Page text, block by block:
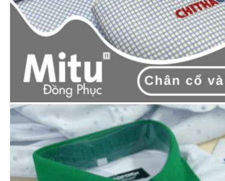
Áp dụng với các đơn hàng có giá trị >10tr.
Hướng dẫn đặt hàng
Nhắn ngay Zalo hoặc gọi tới hotline:
0965.606.787 để được tư vấn và báo giá.
Cách 2: Thêmsản phẩm giỏ hàng& tiến hành
hàng.Đội ngũ của Mitu sẽ liên hệ lại bạn
vấn & báo giá
Quy trình đặt hàng tại Mitu: